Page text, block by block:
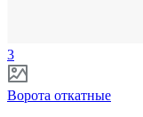
3
Ворота откатные